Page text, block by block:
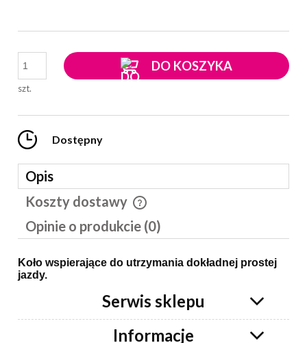
szt.
DO KOSZYKA
Dostępny
Opis
Koszty dostawy
Cena nie zawiera ewentualnych kosztów płatności
Opinie o produkcie (0)
Koło wspierające do utrzymania dokładnej prostej
jazdy.
Serwis sklepu
Informacje